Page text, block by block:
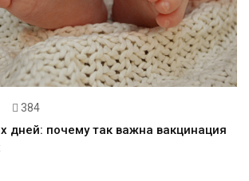
384
дней: почему так важна вакцинация